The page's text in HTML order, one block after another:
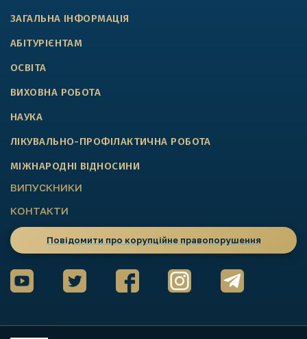
ЗАГАЛЬНА ІНФОРМАЦІЯ
АБІТУРІЄНТАМ
ОСВІТА
ВИХОВНА РОБОТА
НАУКА
ЛІКУВАЛЬНО-ПРОФІЛАКТИЧНА РОБОТА
МІЖНАРОДНІ ВІДНОСИНИ
ВИПУСКНИКИ
КОНТАКТИ
Повідомити про корупційне правопорушення